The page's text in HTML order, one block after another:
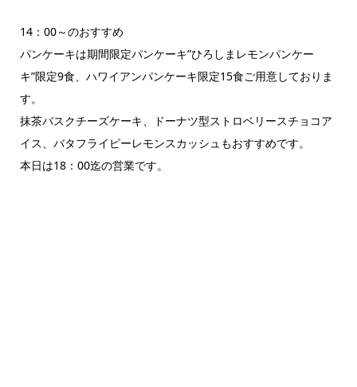
14：00～のおすすめ
パンケーキは期間限定パンケーキ”ひろしまレモンパンケー
キ”限定9食、ハワイアンパンケーキ限定15食ご用意しておりま
す。
抹茶バスクチーズケーキ、ドーナツ型ストロベリースチョコア
イス、バタフライピーレモンスカッシュもおすすめです。
本日は18：00迄の営業です。